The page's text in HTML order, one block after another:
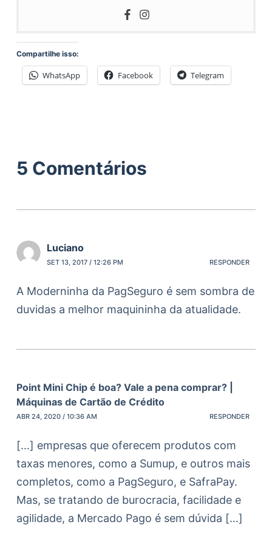
Compartilhe isso:
WhatsApp Facebook Telegram
5 Comentários
Luciano
SET 13, 2017 / 12:26 PM RESPONDER
A Moderninha da PagSeguro é sem sombra de
duvidas a melhor maquininha da atualidade.
Point Mini Chip é boa? Vale a pena comprar? |
Máquinas de Cartão de Crédito
ABR 24, 2020 / 10:36 AM RESPONDER
[…] empresas que oferecem produtos com
taxas menores, como a Sumup, e outros mais
completos, como a PagSeguro, e SafraPay.
Mas, se tratando de burocracia, facilidade e
agilidade, a Mercado Pago é sem dúvida […]